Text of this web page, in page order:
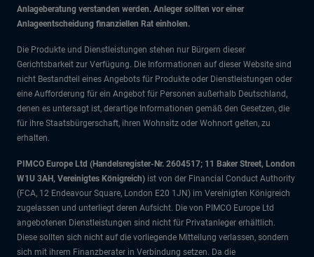
Anlageberatung verstanden werden. Anleger sollten vor einer
Anlageentscheidung finanziellen Rat einholen.
Die Produkte und Dienstleistungen stehen nur Bürgern dieser
Gerichtsbarkeit zur Verfügung. Die Informationen auf dieser Website sind
nicht Bestandteil eines Angebots für Produkte oder Dienstleistungen oder
eine Aufforderung für ein Angebot für Personen außerhalb Deutschland,
denen es untersagt ist, derartige Informationen gemäß den Gesetzen, die
für ihre Staatsbürgerschaft, ihren Wohnsitz oder Wohnort gelten, zu
erhalten.
PIMCO Europe Ltd (Handelsregister-Nr. 2604517; 11 Baker Street, London
W1U 3AH, Vereinigtes Königreich) ist von der Financial Conduct Authority
(FCA, 12 Endeavour Square, London E20 1JN) im Vereinigten Königreich
zugelassen und unterliegt deren Aufsicht. Die von PIMCO Europe Ltd
angebotenen Dienstleistungen sind nicht für Privatanleger erhältlich.
Diese sollten sich nicht auf die vorliegende Mitteilung verlassen, sondern
sich mit ihrem Finanzberater in Verbindung setzen. Da die